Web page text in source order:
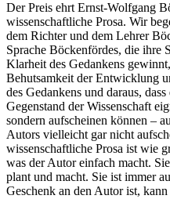
Der Preis ehrt Ernst-Wolfgang
wissenschaftliche Prosa. Wir
dem Richter und dem Lehrer
Sprache Böckenfördes, die ihre
Klarheit des Gedankens
Behutsamkeit der Entwicklung
des Gedankens und daraus,
Gegenstand der Wissenschaft
sondern aufscheinen können –
Autors vielleicht gar nicht
wissenschaftliche Prosa ist wie
was der Autor einfach macht.
plant und macht. Sie ist immer
Geschenk an den Autor ist,